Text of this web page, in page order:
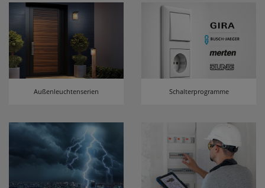
Außenleuchtenserien Schalterprogramme